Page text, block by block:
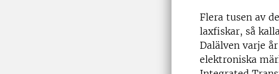
Flera tusen av
laxfiskar, så
Dalälven varje
elektroniska